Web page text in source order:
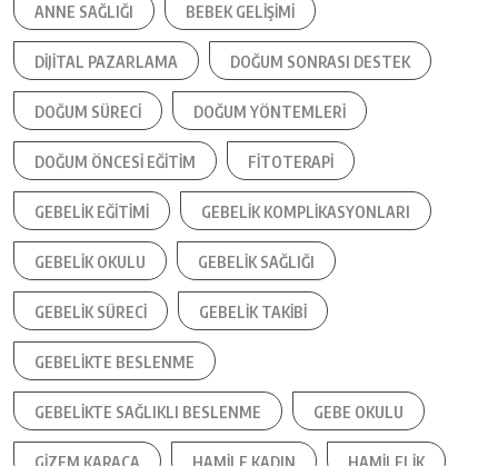
ANNE SAĞLIĞI BEBEK GELIŞIMI
DIJITAL PAZARLAMA DOĞUM SONRASI DESTEK
DOĞUM SÜRECI DOĞUM YÖNTEMLERI
DOĞUM ÖNCESI EĞITIM FITOTERAPI
GEBELIK EĞITIMI GEBELIK KOMPLIKASYONLARI
GEBELIK OKULU GEBELIK SAĞLIĞI
GEBELIK SÜRECI GEBELIK TAKIBI
GEBELIKTE BESLENME
GEBELIKTE SAĞLIKLI BESLENME GEBE OKULU
GIZEM KARACA HAMILE KADIN HAMILELIK